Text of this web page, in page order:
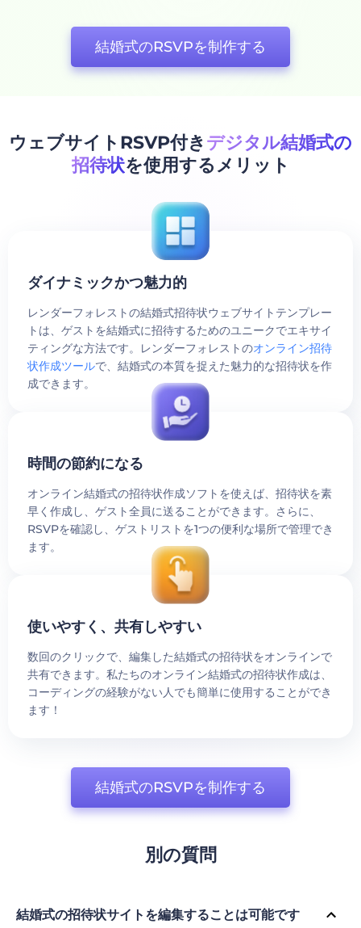
結婚式のRSVPを制作する
ウェブサイトRSVP付きデジタル結婚式の
招待状を使用するメリット
ダイナミックかつ魅力的
レンダーフォレストの結婚式招待状ウェブサイトテンプレー
トは、ゲストを結婚式に招待するためのユニークでエキサイ
ティングな方法です。レンダーフォレストのオンライン招待
状作成ツールで、結婚式の本質を捉えた魅力的な招待状を作
成できます。
時間の節約になる
オンライン結婚式の招待状作成ソフトを使えば、招待状を素
早く作成し、ゲスト全員に送ることができます。さらに、
RSVPを確認し、ゲストリストを1つの便利な場所で管理でき
ます。
使いやすく、共有しやすい
数回のクリックで、編集した結婚式の招待状をオンラインで
共有できます。私たちのオンライン結婚式の招待状作成は、
コーディングの経験がない人でも簡単に使用することができ
ます！
結婚式のRSVPを制作する
別の質問
結婚式の招待状サイトを編集することは可能です